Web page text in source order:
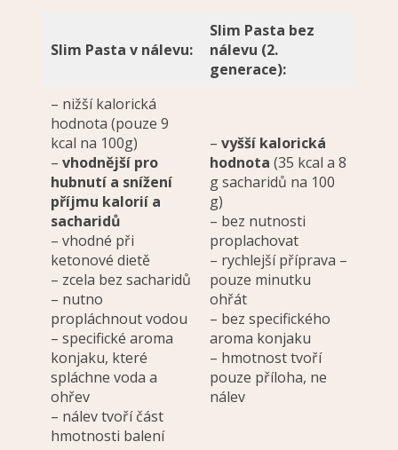
Slim Pasta v nálevu:
Slim Pasta bez
nálevu (2.
generace):
– nižší kalorická
hodnota (pouze 9
kcal na 100g)
– vhodnější pro
hubnutí a snížení
příjmu kalorií a
sacharidů
– vhodné při
ketonové dietě
– zcela bez sacharidů
– nutno
propláchnout vodou
– specifické aroma
konjaku, které
spláchne voda a
ohřev
– nálev tvoří část
hmotnosti balení
– vyšší kalorická
hodnota (35 kcal a 8
g sacharidů na 100
g)
– bez nutnosti
proplachovat
– rychlejší příprava –
pouze minutku
ohřát
– bez specifického
aroma konjaku
– hmotnost tvoří
pouze příloha, ne
nálev